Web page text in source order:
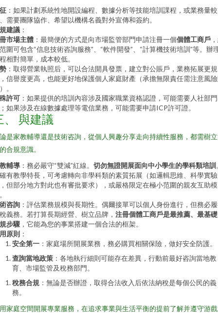
：如果計劃系統性地開設編程、數據分析等技能培訓課程，或業務量較
需要團隊協作、希望以機構名義對外宣傳和簽約。
建議 ：
市場主體 ：最簡便的方式是向市場監管部門申請注冊一個個體工商戶
圍可包含“信息技術咨詢服務”、“軟件開發”、“計算機技術培訓”等。辦
相對簡單，成本較低。
：取得營業執照后，可以合法開具發票，建立對公賬戶，業務拓展更規
信譽度更高，也能更好地保護個人家庭財產（承擔無限責任需注意風
。
許可 ：如果提供的培訓內容涉及國家職業資格認證，可能需要人社部
如果涉及在線數據處理等電信業務，可能需要申請ICP許可證。
、 與建議
是家教輔導還是技術咨詢，從個人興趣分享走向持續性服務，都需樹
合規意識。
輔導 ：務必嚴守“雙減”紅線。 切勿無證開展面向中小學生的學科類培訓
有教學特長，可考慮轉向非學科類的素質拓展（如邏輯思維、科學實驗
但部分地方對此也有審批要求），或嚴格限定在極小范圍的親友互助模
咨詢 ：評估業務規模與長期性。偶爾接單可以個人身份進行，但務必
義務。若打算長期經營、樹立品牌， 注冊個體工商戶是最推薦、最基
步驟 ，它能為您的事業搭建一個合法的框架。
原則 ：
安全第一 ：家庭場所開展業務，務必購買相關保險，做好安全防護。
查詢當地政策 ：各地執行細則可能存在差異，行動前最好咨詢當地教
育、市場監管及稅務部門。
稅務合規 ：無論是否辦證，取得合法收入后依法納稅是每個公民的義
務。
家庭空間開展專業服務，在追求事業與生活平衡的提前了解并遵守游